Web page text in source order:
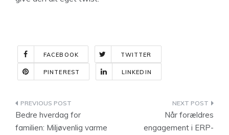
FACEBOOK TWITTER
PINTEREST LINKEDIN
Indlægsnavigation
Bedre hverdag for
familien: Miljøvenlig varme
Når forældres
engagement i ERP-